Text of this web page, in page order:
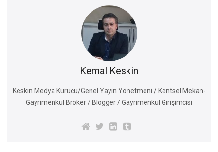
Kemal Keskin
Keskin Medya Kurucu/Genel Yayın Yönetmeni / Kentsel Mekan-
Gayrimenkul Broker / Blogger / Gayrimenkul Girişimcisi